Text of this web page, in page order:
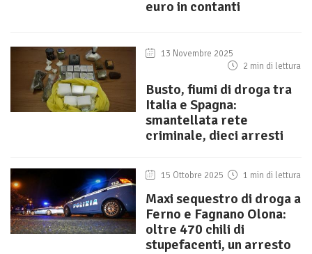
euro in contanti
13 Novembre 2025
2 min di lettura
Busto, fiumi di droga tra
Italia e Spagna:
smantellata rete
criminale, dieci arresti
15 Ottobre 2025 1 min di lettura
Maxi sequestro di droga a
Ferno e Fagnano Olona:
oltre 470 chili di
stupefacenti, un arresto